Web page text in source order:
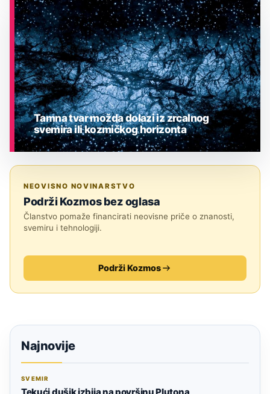
ASTRONOMIJA
Tamna tvar možda dolazi iz zrcalnog
svemira ili kozmičkog horizonta
NEOVISNO NOVINARSTVO
Podrži Kozmos bez oglasa
Članstvo pomaže financirati neovisne priče o znanosti,
svemiru i tehnologiji.
Podrži Kozmos
Najnovije
SVEMIR